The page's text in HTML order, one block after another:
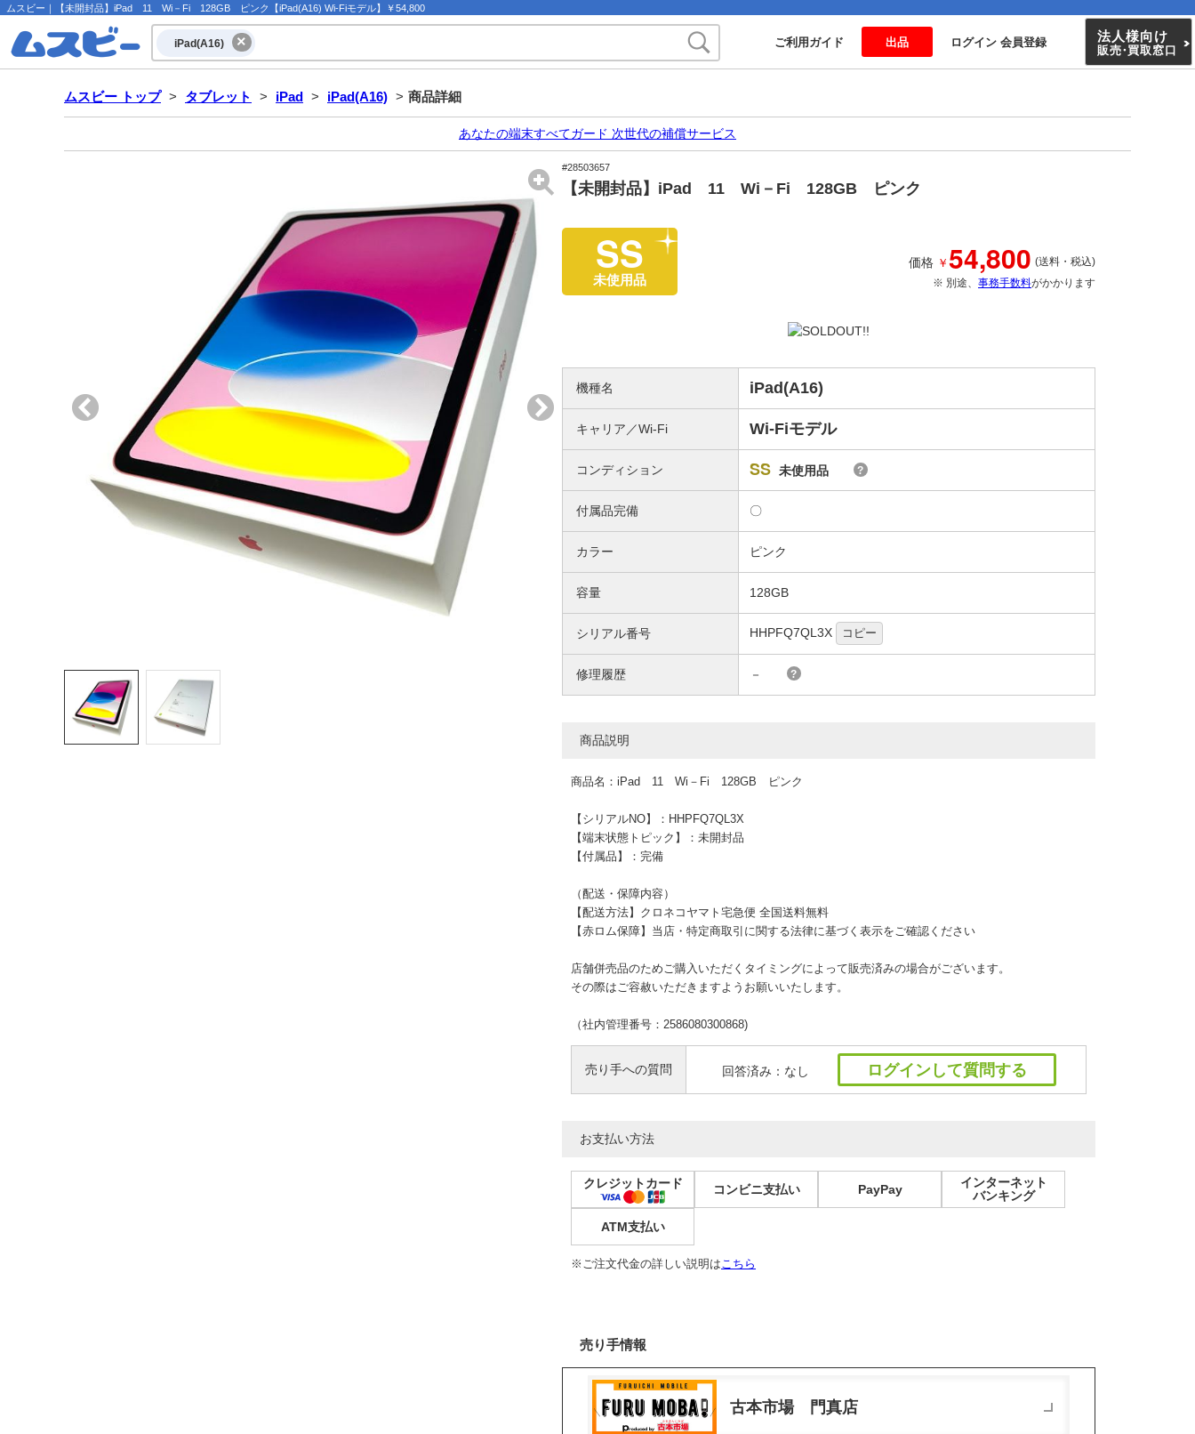
ムスビー｜【未開封品】iPad 11 Wi－Fi 128GB ピンク【iPad(A16) Wi-Fiモデル】￥54,800
iPad(A16) ご利用ガイド 出品 ログイン 会員登録 法人様向け
販売・買取窓口
ムスビー トップ > タブレット > iPad > iPad(A16) > 商品詳細
あなたの端末すべてガード 次世代の補償サービス
#28503657
【未開封品】iPad 11 Wi－Fi 128GB ピンク
SS
未使用品
価格 ￥54,800 (送料・税込)
※ 別途、 事務手数料がかかります
機種名 iPad(A16)
キャリア／Wi-Fi Wi-Fiモデル
コンディション SS 未使用品 ?
付属品完備 〇
カラー ピンク
容量 128GB
シリアル番号 HHPFQ7QL3X コピー
修理履歴 － ?
商品説明
商品名：iPad 11 Wi－Fi 128GB ピンク
【シリアルNO】：HHPFQ7QL3X
【端末状態トピック】：未開封品
【付属品】：完備
（配送・保障内容）
【配送方法】クロネコヤマト宅急便 全国送料無料
【赤ロム保障】当店・特定商取引に関する法律に基づく表示をご確認ください
店舗併売品のためご購入いただくタイミングによって販売済みの場合がございます。
その際はご容赦いただきますようお願いいたします。
（社内管理番号：2586080300868)
売り手への質問 回答済み：なし ログインして質問する
お支払い方法
クレジットカード コンビニ支払い PayPay
インターネット
バンキング
ATM支払い
※ご注文代金の詳しい説明はこちら
売り手情報
古本市場 門真店